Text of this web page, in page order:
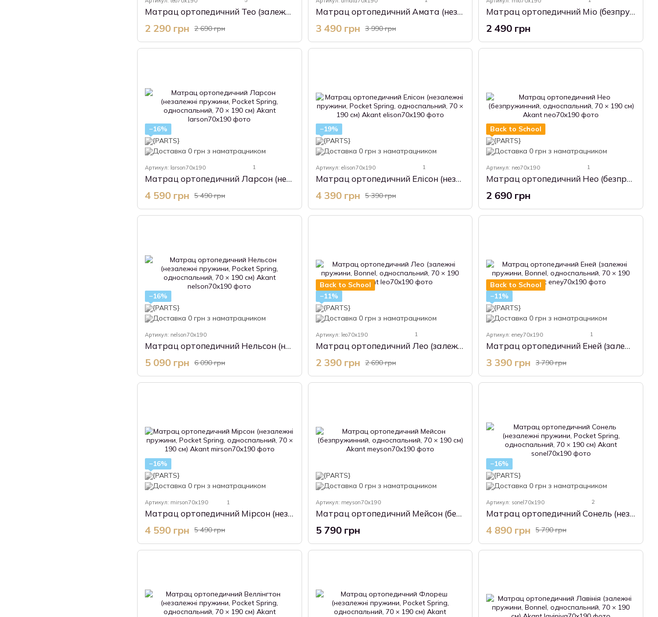
Матрац ортопедичний Тео (залежні пружини, Bonnel, односпальний, 70 × 190 см) Akant
2 690 грн
2 290 грн
Матрац ортопедичний Амата (незалежні пружини, Pocket Spring, односпальний, 70 × 190 см) Akant
3 990 грн
3 490 грн
Матрац ортопедичний Міо (безпружинний, односпальний, 70 × 190 см) Akant
2 490 грн
−16%
Артикул: larson70x190 1
Матрац ортопедичний Ларсон (незалежні пружини, Pocket Spring, односпальний, 70 × 190 см) Akant
5 490 грн
4 590 грн
−19%
Артикул: elison70x190 1
Матрац ортопедичний Елісон (незалежні пружини, Pocket Spring, односпальний, 70 × 190 см) Akant
5 390 грн
4 390 грн
Back to School
Артикул: neo70x190 1
Матрац ортопедичний Нео (безпружинний, односпальний, 70 × 190 см) Akant
2 690 грн
−16%
Артикул: nelson70x190
Матрац ортопедичний Нельсон (незалежні пружини, Pocket Spring, односпальний, 70 × 190 см) Akant
6 090 грн
5 090 грн
Back to School
−11%
Артикул: leo70x190 1
Матрац ортопедичний Лео (залежні пружини, Bonnel, односпальний, 70 × 190 см) Akant
2 690 грн
2 390 грн
Back to School
−11%
Артикул: eney70x190 1
Матрац ортопедичний Еней (залежні пружини, Bonnel, односпальний, 70 × 190 см) Akant
3 790 грн
3 390 грн
−16%
Артикул: mirson70x190 1
Матрац ортопедичний Мірсон (незалежні пружини, Pocket Spring, односпальний, 70 × 190 см) Akant
5 490 грн
4 590 грн
Артикул: meyson70x190
Матрац ортопедичний Мейсон (безпружинний, односпальний, 70 × 190 см) Akant
5 790 грн
−16%
Артикул: sonel70x190 2
Матрац ортопедичний Сонель (незалежні пружини, Pocket Spring, односпальний, 70 × 190 см) Akant
5 790 грн
4 890 грн